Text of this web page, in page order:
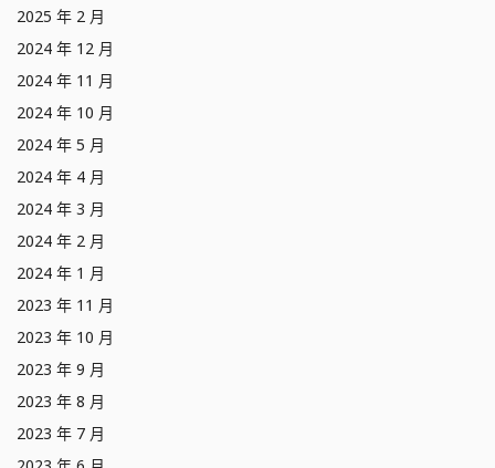
2025 年 2 月
2024 年 12 月
2024 年 11 月
2024 年 10 月
2024 年 5 月
2024 年 4 月
2024 年 3 月
2024 年 2 月
2024 年 1 月
2023 年 11 月
2023 年 10 月
2023 年 9 月
2023 年 8 月
2023 年 7 月